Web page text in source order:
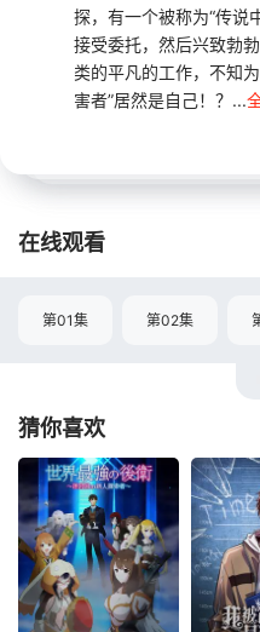
探，有一个被称为“传说
接受委托，然后兴致勃
类的平凡的工作，不知
害者”居然是自己！？...
在线观看
第01集 第02集
猜你喜欢